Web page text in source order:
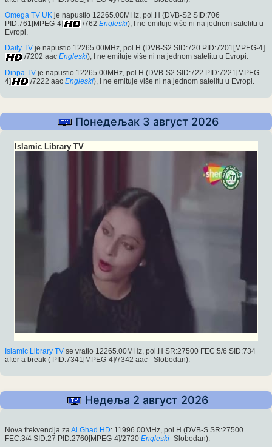
Omega TV UK je napustio 12265.00MHz, pol.H (DVB-S2 SID:706
PID:761[MPEG-4]
/762 Engleski), I ne emituje više ni na jednom satelitu u
Evropi.
Daily TV je napustio 12265.00MHz, pol.H (DVB-S2 SID:720 PID:7201[MPEG-4]
/7202 aac Engleski), I ne emituje više ni na jednom satelitu u Evropi.
Dinpa TV je napustio 12265.00MHz, pol.H (DVB-S2 SID:722 PID:7221[MPEG-
4]
/7222 aac Engleski), I ne emituje više ni na jednom satelitu u Evropi.
Понедељак 3 август 2026
Islamic Library TV
Islamic Library TV se vratio 12265.00MHz, pol.H SR:27500 FEC:5/6 SID:734
after a break ( PID:7341[MPEG-4]/7342 aac - Slobodan).
Недеља 2 август 2026
Nova frekvencija zaAl Ghad HD: 11996.00MHz, pol.H (DVB-S SR:27500
FEC:3/4 SID:27 PID:2760[MPEG-4]/2720 Engleski- Slobodan).